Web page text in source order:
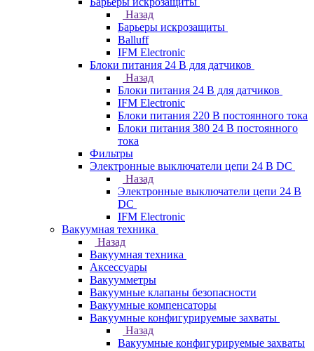
Назад
Барьеры искрозащиты
Balluff
IFM Electronic
Блоки питания 24 В для датчиков
Назад
Блоки питания 24 В для датчиков
IFM Electronic
Блоки питания 220 В постоянного тока
Блоки питания 380 24 В постоянного
тока
Фильтры
Электронные выключатели цепи 24 В DC
Назад
Электронные выключатели цепи 24 В
DC
IFM Electronic
Вакуумная техника
Назад
Вакуумная техника
Аксессуары
Вакуумметры
Вакуумные клапаны безопасности
Вакуумные компенсаторы
Вакуумные конфигурируемые захваты
Назад
Вакуумные конфигурируемые захваты